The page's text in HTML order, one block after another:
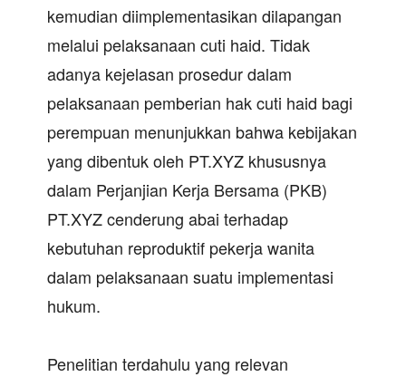
kemudian diimplementasikan dilapangan
melalui pelaksanaan cuti haid. Tidak
adanya kejelasan prosedur dalam
pelaksanaan pemberian hak cuti haid bagi
perempuan menunjukkan bahwa kebijakan
yang dibentuk oleh PT.XYZ khususnya
dalam Perjanjian Kerja Bersama (PKB)
PT.XYZ cenderung abai terhadap
kebutuhan reproduktif pekerja wanita
dalam pelaksanaan suatu implementasi
hukum.
Penelitian terdahulu yang relevan